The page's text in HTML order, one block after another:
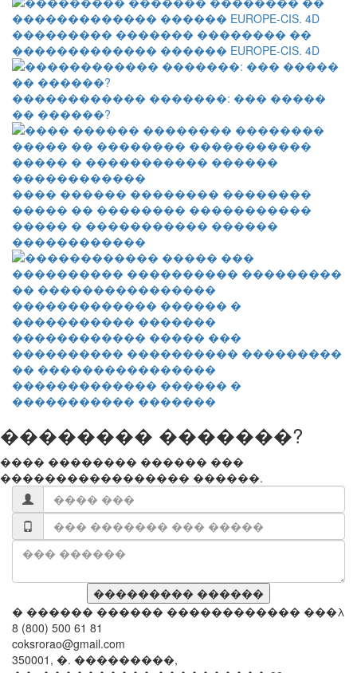
��������� ������� �������� ��
������������� ������ EUROPE-CIS. 4D
������������ �������: ��� �����
�� ������?
���� ������ �������� ��������
����� �� �������� �����������
����� � ����������� ������
������������
������������ ����� ���
���������� ���������� ���������
�� ����������������
������������� ������ �
����������� �������
�������� �������?
���� �������� ������ ���
����������������� ������.
� ������ ������ ������������ ���λ
8 (800) 500 61 81
coksrorao@gmail.com
350001, �. ���������,